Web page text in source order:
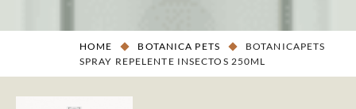
HOME BOTANICA PETS
BOTANICAPETS
SPRAY REPELENTE INSECTOS 250ML